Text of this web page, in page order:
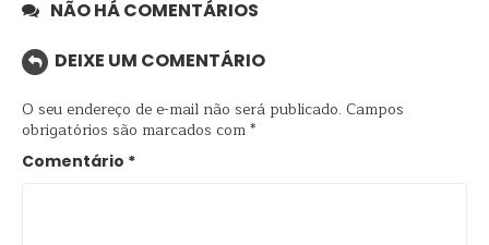
NÃO HÁ COMENTÁRIOS
DEIXE UM COMENTÁRIO
O seu endereço de e-mail não será publicado. Campos
obrigatórios são marcados com*
Comentário *